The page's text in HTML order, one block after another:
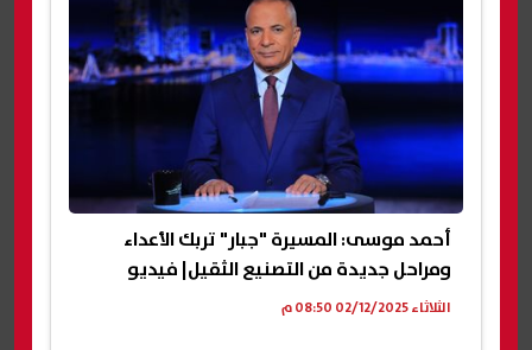
أحمد موسى: المسيرة "جبار" تربك الأعداء
ومراحل جديدة من التصنيع الثقيل| فيديو
الثلاثاء 02/12/2025 08:50 م